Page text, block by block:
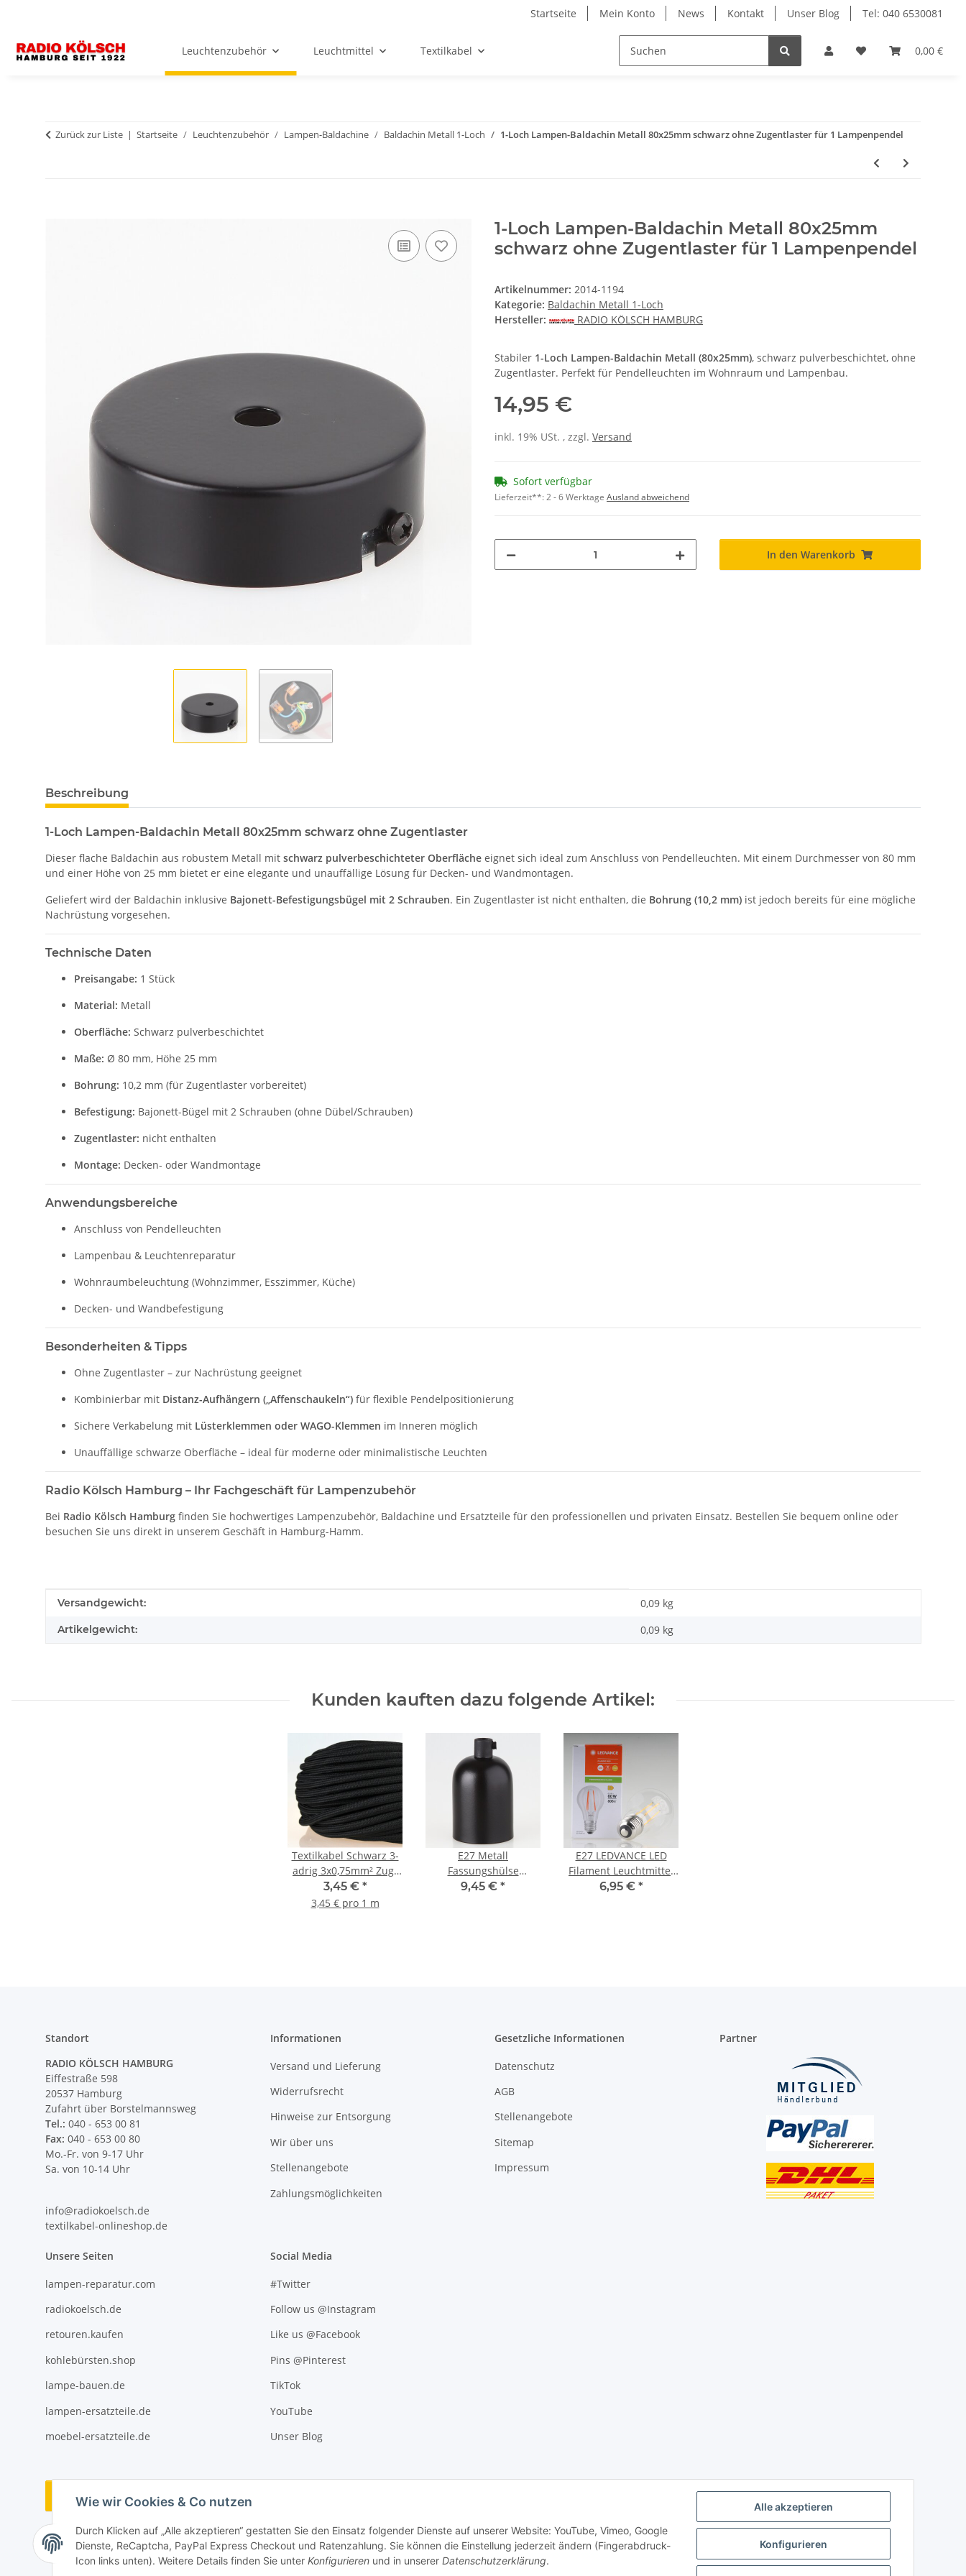
Alle akzeptieren
Konfigurieren
Wie wir Cookies & Co nutzen
Durch Klicken auf „Alle akzeptieren“ gestatten Sie den Einsatz folgender Dienste auf unserer Website: YouTube, Vimeo, Google
Dienste, ReCaptcha, PayPal Express Checkout und Ratenzahlung. Sie können die Einstellung jederzeit ändern (Fingerabdruck-
Icon links unten). Weitere Details finden Sie unter Konfigurieren und in unserer Datenschutzerklärung.
Startseite Mein Konto News Kontakt Unser Blog Tel: 040 6530081
0,00 €
Leuchtenzubehör Leuchtmittel Textilkabel
Zurück zur Liste Startseite Leuchtenzubehör Lampen-Baldachine Baldachin Metall 1-Loch 1-Loch Lampen-Baldachin Metall 80x25mm schwarz ohne Zugentlaster für 1 Lampenpendel
1-Loch Lampen-Baldachin Metall 80x25mm
schwarz ohne Zugentlaster für 1 Lampenpendel
Artikelnummer: 2014-1194
Kategorie: Baldachin Metall 1-Loch
Hersteller:
RADIO KÖLSCH HAMBURG
Stabiler 1-Loch Lampen-Baldachin Metall (80x25mm), schwarz pulverbeschichtet, ohne
Zugentlaster. Perfekt für Pendelleuchten im Wohnraum und Lampenbau.
14,95 €
inkl. 19% USt. , zzgl. Versand
Sofort verfügbar
Lieferzeit**:2 - 6 Werktage Ausland abweichend
In den Warenkorb
Beschreibung
1-Loch Lampen-Baldachin Metall 80x25mm schwarz ohne Zugentlaster
Dieser flache Baldachin aus robustem Metall mit schwarz pulverbeschichteter Oberfläche eignet sich ideal zum Anschluss von Pendelleuchten. Mit einem Durchmesser von 80 mm
und einer Höhe von 25 mm bietet er eine elegante und unauffällige Lösung für Decken- und Wandmontagen.
Geliefert wird der Baldachin inklusive Bajonett-Befestigungsbügel mit 2 Schrauben. Ein Zugentlaster ist nicht enthalten, die Bohrung (10,2 mm) ist jedoch bereits für eine mögliche
Nachrüstung vorgesehen.
Technische Daten
Preisangabe: 1 Stück
Material: Metall
Oberfläche: Schwarz pulverbeschichtet
Maße: Ø 80 mm, Höhe 25 mm
Bohrung: 10,2 mm (für Zugentlaster vorbereitet)
Befestigung: Bajonett-Bügel mit 2 Schrauben (ohne Dübel/Schrauben)
Zugentlaster: nicht enthalten
Montage: Decken- oder Wandmontage
Anwendungsbereiche
Anschluss von Pendelleuchten
Lampenbau & Leuchtenreparatur
Wohnraumbeleuchtung (Wohnzimmer, Esszimmer, Küche)
Decken- und Wandbefestigung
Besonderheiten & Tipps
Ohne Zugentlaster – zur Nachrüstung geeignet
Kombinierbar mit Distanz-Aufhängern („Affenschaukeln“) für flexible Pendelpositionierung
Sichere Verkabelung mit Lüsterklemmen oder WAGO-Klemmen im Inneren möglich
Unauffällige schwarze Oberfläche – ideal für moderne oder minimalistische Leuchten
Radio Kölsch Hamburg – Ihr Fachgeschäft für Lampenzubehör
Bei Radio Kölsch Hamburg finden Sie hochwertiges Lampenzubehör, Baldachine und Ersatzteile für den professionellen und privaten Einsatz. Bestellen Sie bequem online oder
besuchen Sie uns direkt in unserem Geschäft in Hamburg-Hamm.
Produkteigenschaft
Wert
Versandgewicht: 0,09 kg
Artikelgewicht: 0,09 kg
Kunden kauften dazu folgende Artikel:
Textilkabel Schwarz 3-
adrig 3x0,75mm² Zug-
Pendelleitung S03RT-F
3G0,75
3,45 € *
3,45 € pro 1 m
E27 Metall
Fassungshülse
Zierhülsen-Set schwarz
9,45 € *
E27 LEDVANCE LED
Filament Leuchtmittel
klar 6.5W=(60W) 240V
6,95 € *
Standort
RADIO KÖLSCH HAMBURG
Eiffestraße 598
20537 Hamburg
Zufahrt über Borstelmannsweg
Tel.: 040 - 653 00 81
Fax: 040 - 653 00 80
Mo.-Fr. von 9-17 Uhr
Sa. von 10-14 Uhr
info@radiokoelsch.de
textilkabel-onlineshop.de
Informationen
Versand und Lieferung
Widerrufsrecht
Hinweise zur Entsorgung
Wir über uns
Stellenangebote
Zahlungsmöglichkeiten
Gesetzliche Informationen
Datenschutz
AGB
Stellenangebote
Sitemap
Impressum
Partner
Unsere Seiten
lampen-reparatur.com
radiokoelsch.de
retouren.kaufen
kohlebürsten.shop
lampe-bauen.de
lampen-ersatzteile.de
moebel-ersatzteile.de
Social Media
#Twitter
Follow us @Instagram
Like us @Facebook
Pins @Pinterest
TikTok
YouTube
Unser Blog
Vertrag widerrufen